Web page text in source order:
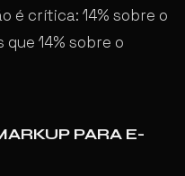
é crítica: 14% sobre o
14% sobre o
PARA E-